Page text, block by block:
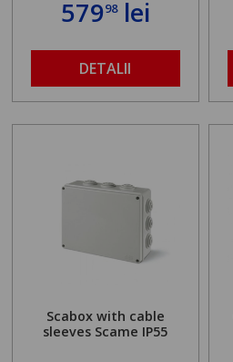
57998lei
DETALII
Scabox with cable
sleeves Scame IP55